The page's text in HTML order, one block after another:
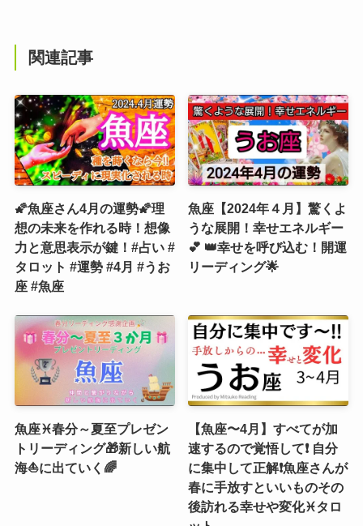
関連記事
🌠魚座さん4月の運勢🌠理
想の未来を作れる時！想像
力と意思表示が鍵！#占い #
タロット #運勢 #4月 #うお
座 #魚座
魚座【2024年４月】驚くよ
うな展開！幸せエネルギー
💕 👑幸せを呼び込む！開運
リーディング🌟
魚座♓春分～夏至プレゼン
トリーディング🎁新しい航
海⛵️に出ていく🌈
【魚座〜4月】すべてが加
速するので覚悟して❗️ 自分
に集中して正解❗️魚座さんが
春に手放すといいものその
後訪れる幸せや変化♓️タロ